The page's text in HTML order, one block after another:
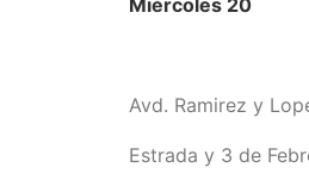
Miércoles 20
Avd. Ramirez y
Estrada y 3 de